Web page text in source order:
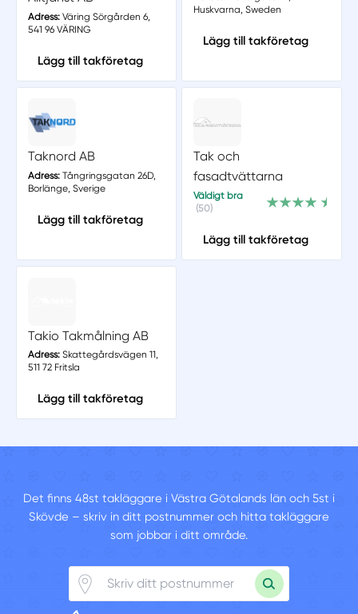
Adress:Väring Sörgården 6,
541 96 VÄRING
Lägg till takföretag
Huskvarna, Sweden
Lägg till takföretag
Taknord AB
Adress:Tångringsgatan 26D,
Borlänge, Sverige
Lägg till takföretag
Tak och
fasadtvättarna
Väldigt bra
(50)
Lägg till takföretag
Takio Takmålning AB
Adress:Skattegårdsvägen 11,
511 72 Fritsla
Lägg till takföretag
Det finns 48st takläggare i Västra Götalands län och 5st i
Skövde – skriv in ditt postnummer och hitta takläggare
som jobbar i ditt område.